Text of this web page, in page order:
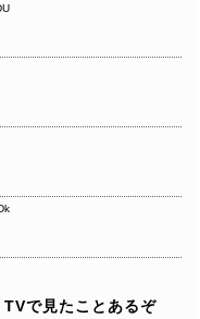
で見たことあるぞ